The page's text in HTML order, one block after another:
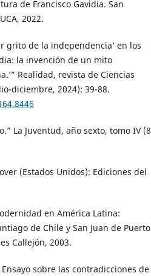
de Francisco Gavidia. San
2022.
grito de la independencia’ en los
la invención de un mito
Realidad, revista de Ciencias
diciembre, 2024): 39-88.
La Juventud, año sexto, tomo IV (8
(Estados Unidos): Ediciones del
en América Latina:
de Chile y San Juan de Puerto
Callejón, 2003.
sobre las contradicciones de